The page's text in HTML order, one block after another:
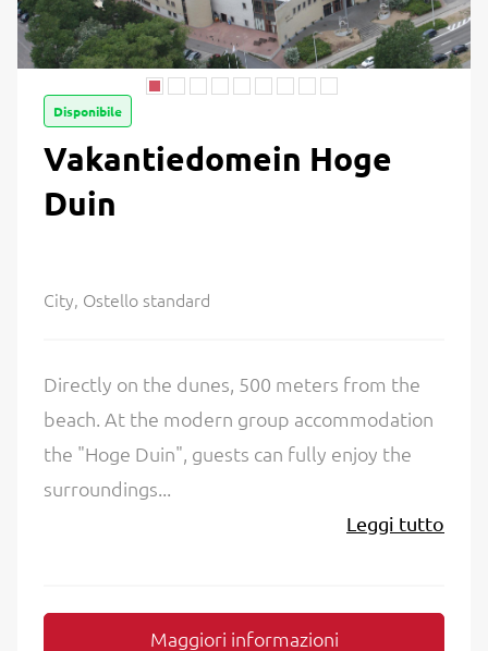
Disponibile
Vakantiedomein Hoge
Duin
City, Ostello standard
Directly on the dunes, 500 meters from the
beach. At the modern group accommodation
the "Hoge Duin", guests can fully enjoy the
surroundings...
Leggi tutto
Maggiori informazioni